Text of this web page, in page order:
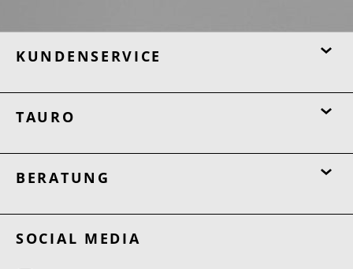
KUNDENSERVICE
TAURO
BERATUNG
SOCIAL MEDIA